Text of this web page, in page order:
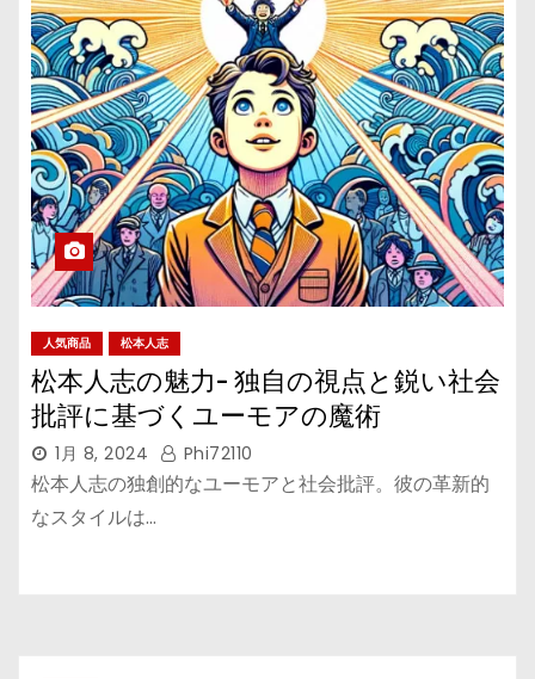
人気商品 松本人志
松本人志の魅力- 独自の視点と鋭い社会
批評に基づくユーモアの魔術
1月 8, 2024 Phi72110
松本人志の独創的なユーモアと社会批評。彼の革新的
なスタイルは…